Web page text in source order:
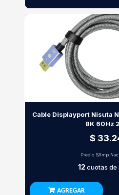
Cable Displayport Nisuta
8K 60Hz
$
Precio S/Imp.Nac.
12cuotas de
AGREGAR